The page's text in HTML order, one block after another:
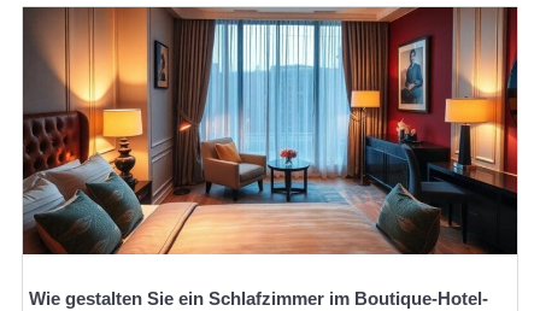
Wie gestalten Sie ein Schlafzimmer im Boutique-Hotel-